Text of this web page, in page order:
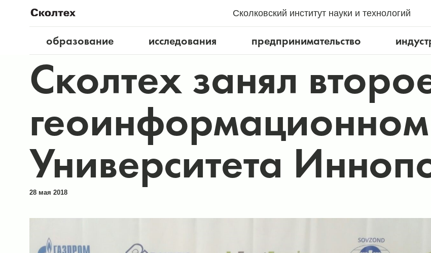
Сколковский институт науки и технологий
образование
исследования предпринимательство
Сколтех занял
Университета
28 мая 2018